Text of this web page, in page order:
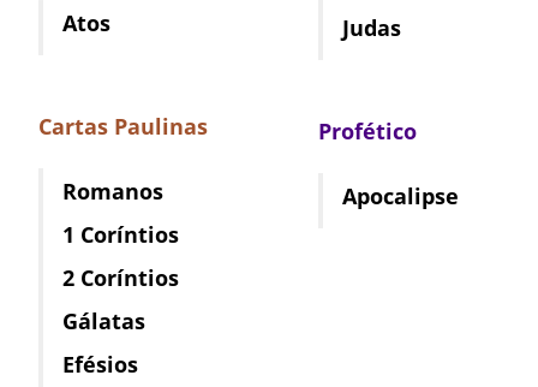
Atos
Cartas Paulinas
Romanos
1 Coríntios
2 Coríntios
Gálatas
Efésios
Judas
Profético
Apocalipse